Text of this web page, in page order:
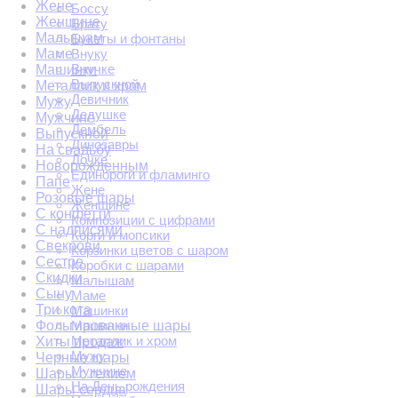
Боссу
Брату
Букеты и фонтаны
Внуку
Внучке
Выпускной
Девичник
Дедушке
Дембель
Динозавры
Дочке
Единороги и фламинго
Жене
Женщине
Композиции с цифрами
Корги и мопсики
Корзинки цветов с шаром
Коробки с шарами
Малышам
Маме
Машинки
Машинки
Металлик и хром
Мужу
Мужчине
На День рождения
Жене
Женщине
Малышам
Маме
Машинки
Металлик и хром
Мужу
Мужчине
Выпускной
На свадьбу
Новорожденным
Папе
Розовые шары
С конфетти
С надписями
Свекрови
Сестре
Скидки
Сыну
Три кота
Фольгированные шары
Хиты продаж
Черные шары
Шары с гелием
Шары сердца